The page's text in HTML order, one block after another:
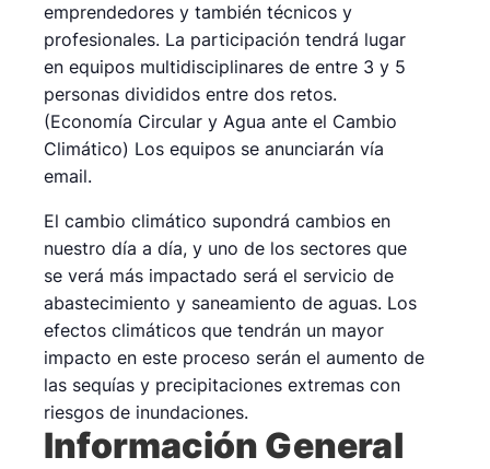
emprendedores y también técnicos y
profesionales. La participación tendrá lugar
en equipos multidisciplinares de entre 3 y 5
personas divididos entre dos retos.
(Economía Circular y Agua ante el Cambio
Climático) Los equipos se anunciarán vía
email.
El cambio climático supondrá cambios en
nuestro día a día, y uno de los sectores que
se verá más impactado será el servicio de
abastecimiento y saneamiento de aguas. Los
efectos climáticos que tendrán un mayor
impacto en este proceso serán el aumento de
las sequías y precipitaciones extremas con
riesgos de inundaciones.
Información General